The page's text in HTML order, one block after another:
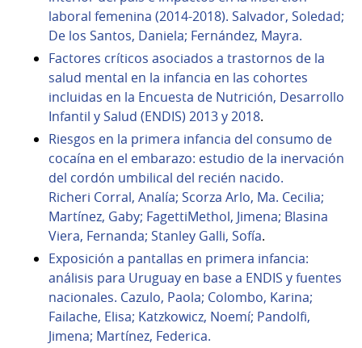
laboral femenina (2014-2018). Salvador, Soledad;
De los Santos, Daniela; Fernández, Mayra.
Factores críticos asociados a trastornos de la
salud mental en la infancia en las cohortes
incluidas en la Encuesta de Nutrición, Desarrollo
Infantil y Salud (ENDIS) 2013 y 2018.
Riesgos en la primera infancia del consumo de
cocaína en el embarazo: estudio de la inervación
del cordón umbilical del recién nacido.
Richeri Corral, Analía; Scorza Arlo, Ma. Cecilia;
Martínez, Gaby; FagettiMethol, Jimena; Blasina
Viera, Fernanda; Stanley Galli, Sofía.
Exposición a pantallas en primera infancia:
análisis para Uruguay en base a ENDIS y fuentes
nacionales. Cazulo, Paola; Colombo, Karina;
Failache, Elisa; Katzkowicz, Noemí; Pandolfi,
Jimena; Martínez, Federica.